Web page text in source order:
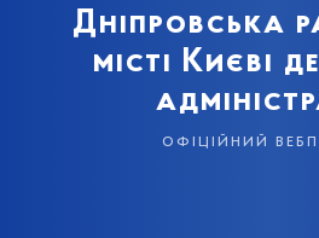
Дніпровська
місті Києві
офіційний